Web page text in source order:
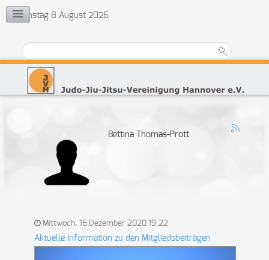
Samstag 8 August 2026
KONTAKT
Jugendvertretung
Übungsleiter
Bettina Thomas-Prott
Mittwoch, 16 Dezember 2020 19:22
Aktuelle Information zu den Mitgliedsbeiträgen